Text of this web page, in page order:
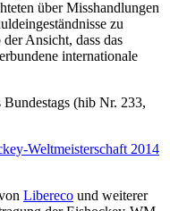
über Misshandlungen
zu
Ansicht, dass das
internationale
(hib Nr. 233,
Weltmeisterschaft 2014
Libereco und weiterer